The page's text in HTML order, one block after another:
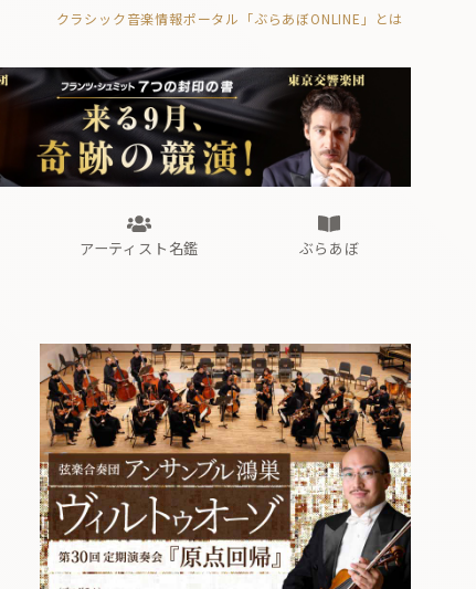
クラシック音楽情報ポータル「ぶらあぼONLINE」とは
ぶらあぼブラス！
フォルテピアノ・オデッセイ
アーティスト名鑑 ぶらあぼ
ぶらあぼブラス！
フォルテピアノ・オデッセイ